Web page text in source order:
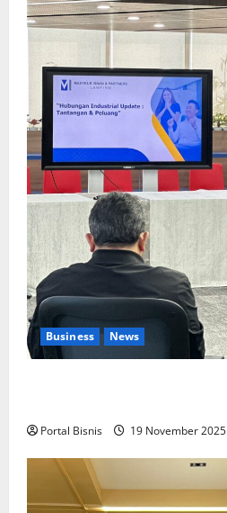
Business News
Portal Bisnis 19 November 2025